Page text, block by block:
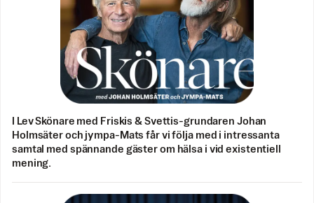
I Lev Skönare med Friskis & Svettis-grundaren Johan
Holmsäter och jympa-Mats får vi följa med i intressanta
samtal med spännande gäster om hälsa i vid existentiell
mening.